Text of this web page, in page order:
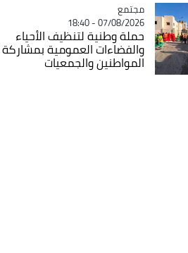
Catégorie
مجتمع
07/08/2026 - 18:40
حملة وطنية لتنظيف الأحياء
والفضاءات العمومية بمشاركة
المواطنين والجمعيات